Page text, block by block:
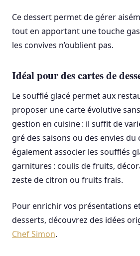
Ce dessert permet de gérer
tout en apportant une touche
les convives n’oublient pas.
Idéal pour des cartes de
Le soufflé glacé permet aux
proposer une carte évolutive
gestion en cuisine : il suffit de
gré des saisons ou des envies du
également associer les soufflés
garnitures : coulis de fruits,
zeste de citron ou fruits frais.
Pour enrichir vos présentations
desserts, découvrez des idées
Chef Simon.